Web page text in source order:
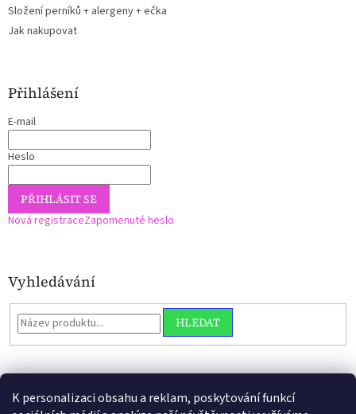
K personalizaci obsahu a reklam, poskytování funkcí
Složení perníků + alergeny + ečka
Jak nakupovat
Přihlášení
E-mail
Heslo
PŘIHLÁSIT SE
Nová registraceZapomenuté heslo
Vyhledávání
HLEDAT